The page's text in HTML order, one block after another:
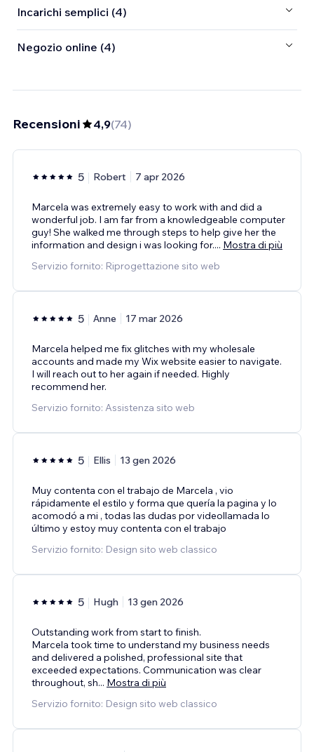
Incarichi semplici (4)
Negozio online (4)
Recensioni 4,9(74)
5 Robert 7 apr 2026
Marcela was extremely easy to work with and did a
wonderful job. I am far from a knowledgeable computer
guy! She walked me through steps to help give her the
information and design i was looking for.... Mostra di più
Servizio fornito: Riprogettazione sito web
5 Anne 17 mar 2026
Marcela helped me fix glitches with my wholesale
accounts and made my Wix website easier to navigate.
I will reach out to her again if needed. Highly
recommend her.
Servizio fornito: Assistenza sito web
5 Ellis 13 gen 2026
Muy contenta con el trabajo de Marcela , vio
rápidamente el estilo y forma que quería la pagina y lo
acomodó a mi , todas las dudas por videollamada lo
último y estoy muy contenta con el trabajo
Servizio fornito: Design sito web classico
5 Hugh 13 gen 2026
Outstanding work from start to finish.
Marcela took time to understand my business needs
and delivered a polished, professional site that
exceeded expectations. Communication was clear
throughout, sh... Mostra di più
Servizio fornito: Design sito web classico